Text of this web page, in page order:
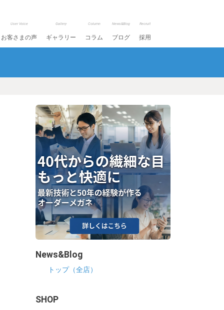
User Voice
お客さまの声
Gallery
ギャラリー
Column
コラム
News&Blog
ブログ
Recruit
採用
News&Blog
トップ（全店）
SHOP